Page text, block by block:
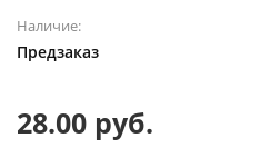
Наличие:
Предзаказ
28.00 руб.